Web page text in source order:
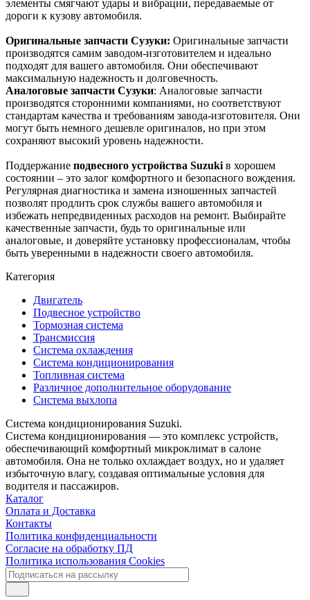
элементы смягчают удары и вибрации, передаваемые от
дороги к кузову автомобиля.
Оригинальные запчасти Сузуки: Оригинальные запчасти
производятся самим заводом-изготовителем и идеально
подходят для вашего автомобиля. Они обеспечивают
максимальную надежность и долговечность.
Аналоговые запчасти Сузуки: Аналоговые запчасти
производятся сторонними компаниями, но соответствуют
стандартам качества и требованиям завода-изготовителя. Они
могут быть немного дешевле оригиналов, но при этом
сохраняют высокий уровень надежности.
Поддержание подвесного устройства Suzuki в хорошем
состоянии – это залог комфортного и безопасного вождения.
Регулярная диагностика и замена изношенных запчастей
позволят продлить срок службы вашего автомобиля и
избежать непредвиденных расходов на ремонт. Выбирайте
качественные запчасти, будь то оригинальные или
аналоговые, и доверяйте установку профессионалам, чтобы
быть уверенными в надежности своего автомобиля.
Категория
Двигатель
Подвесное устройство
Тормозная система
Трансмиссия
Система охлаждения
Система кондиционирования
Топливная система
Различное дополнительное оборудование
Система выхлопа
Система кондиционирования Suzuki.
Система кондиционирования — это комплекс устройств,
обеспечивающий комфортный микроклимат в салоне
автомобиля. Она не только охлаждает воздух, но и удаляет
избыточную влагу, создавая оптимальные условия для
водителя и пассажиров.
Каталог
Оплата и Доставка
Контакты
Политика конфиденциальности
Согласие на обработку ПД
Политика использования Cookies